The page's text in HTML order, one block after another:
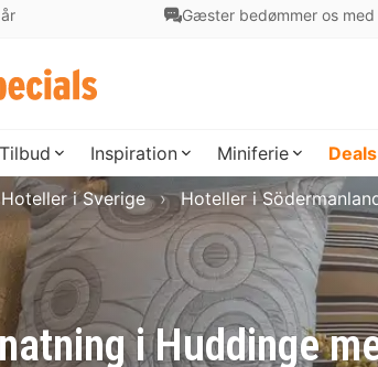
Gæster bedømmer os
Tilbud Inspiration Miniferie Deals
i Huddinge
Hoteller i Sverige Hoteller i